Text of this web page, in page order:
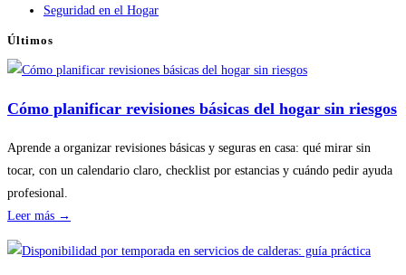
Seguridad en el Hogar
Últimos
Cómo planificar revisiones básicas del hogar sin riesgos
Aprende a organizar revisiones básicas y seguras en casa: qué mirar sin
tocar, con un calendario claro, checklist por estancias y cuándo pedir ayuda
profesional.
Leer más →
planificar